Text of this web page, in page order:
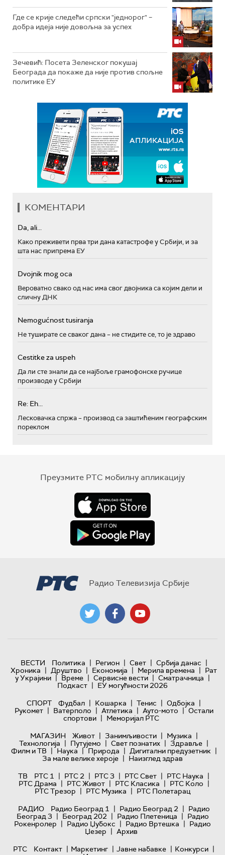
Где се крије следећи српски "једнорог" –
добра идеја није довољна за успех
Зечевић: Посета Зеленског покушај
Београда да покаже да није против спољне
политике ЕУ
КОМЕНТАРИ
Da, ali...
Како преживети прва три дана катастрофе у Србији, и за
шта нас припрема ЕУ
Dvojnik mog oca
Вероватно свако од нас има свог двојника са којим дели и
сличну ДНК
Nemogućnost tusiranja
Не туширате се сваког дана – не стидите се, то је здраво
Cestitke za uspeh
Да ли сте знали да се најбоље грамофонске ручице
производе у Србији
Re: Eh...
Лесковачка спржа – производ са заштићеним географским
пореклом
Преузмите РТС мобилну апликацију
Радио Телевизија Србије
ВЕСТИ Политика | Регион | Свет | Србија данас |
Хроника | Друштво | Економија | Мерила времена | Рат
у Украјини | Време | Сервисне вести | Сматрачница |
Подкаст | ЕУ могућности 2026
СПОРТ
Фудбал | Кошарка | Тенис | Одбојка |
Рукомет | Ватерполо | Атлетика | Ауто-мото | Остали
спортови | Меморијал РТС
МАГАЗИН
Живот | Занимљивости | Музика |
Технологијa | Путујемо | Свет познатих | Здравље |
Филм и ТВ | Наука | Природа | Дигитални предузетник |
За мале велике хероје | Наизглед здрав
ТВ
РТС 1 | РТС 2 | РТС 3 | РТС Свет | РТС Наука |
РТС Драма | РТС Живот | РТС Класика | РТС Коло |
РТС Трезор | РТС Музика | РТС Полетарац
РАДИО
Радио Београд 1 | Радио Београд 2 | Радио
Београд 3 | Београд 202 | Радио Плетеница | Радио
Рокенролер | Радио Џубокс | Радио Вртешка | Радио
Џезер | Архив
РТС
Контакт | Маркетинг | Јавне набавке | Конкурси |